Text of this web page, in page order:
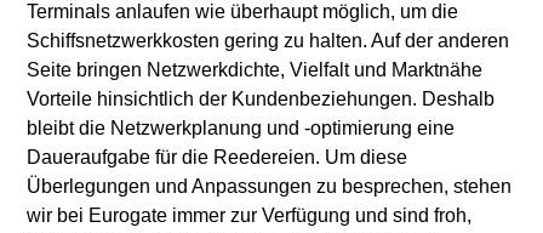
Terminals anlaufen wie überhaupt möglich, um die
Schiffsnetzwerkkosten gering zu halten. Auf der anderen
Seite bringen Netzwerkdichte, Vielfalt und Marktnähe
Vorteile hinsichtlich der Kundenbeziehungen. Deshalb
bleibt die Netzwerkplanung und -optimierung eine
Daueraufgabe für die Reedereien. Um diese
Überlegungen und Anpassungen zu besprechen, stehen
wir bei Eurogate immer zur Verfügung und sind froh,